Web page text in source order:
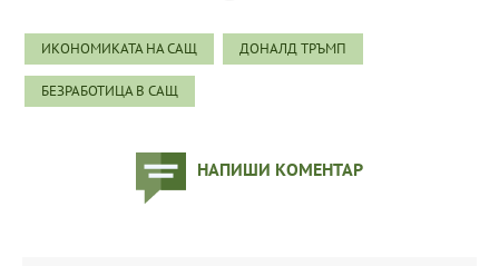
ИКОНОМИКАТА НА САЩ ДОНАЛД ТРЪМП
БЕЗРАБОТИЦА В САЩ
НАПИШИ КОМЕНТАР